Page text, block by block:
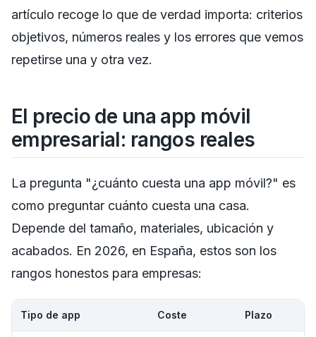
artículo recoge lo que de verdad importa: criterios
objetivos, números reales y los errores que vemos
repetirse una y otra vez.
El precio de una app móvil
empresarial: rangos reales
La pregunta "¿cuánto cuesta una app móvil?" es
como preguntar cuánto cuesta una casa.
Depende del tamaño, materiales, ubicación y
acabados. En 2026, en España, estos son los
rangos honestos para empresas:
Tipo de app Coste Plazo